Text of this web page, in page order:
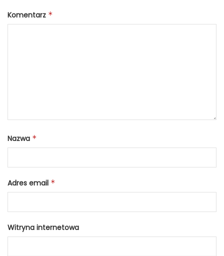
Komentarz *
Nazwa *
Adres email *
Witryna internetowa